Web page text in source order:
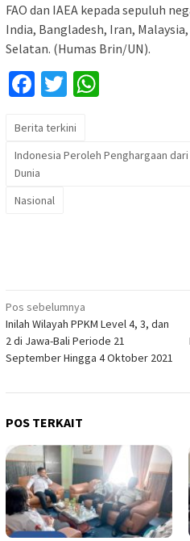
FAO dan IAEA kepada sepuluh
India, Bangladesh, Iran,
Selatan. (Humas Brin/UN).
Facebook
Twitter
Berita terkini
Indonesia Peroleh Penghargaan
Dunia
Nasional
Navigasi
pos
Pos sebelumnya
Inilah Wilayah PPKM Level 4, 3, dan
2 di Jawa-Bali Periode 21
September Hingga 4 Oktober 2021
POS TERKAIT